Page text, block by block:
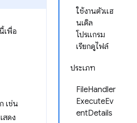
ใช้งานตัวแฮ
นเดิล
โปรแกรม
เรียกดูไฟล์
ประเภท
FileHandler
ExecuteEv
entDetails
เพื่อ
เช่น
สดง